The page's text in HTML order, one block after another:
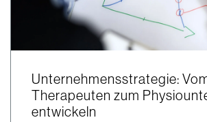
Unternehmensstrategie:
Therapeuten zum
entwickeln